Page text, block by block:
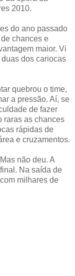
2010.
do ano passado
chances e
maior. Vi
dos cariocas
quebrou o time,
a pressão. Aí, se
de fazer
raras as chances
rápidas de
e cruzamentos.
não deu. A
Na saída de
milhares de